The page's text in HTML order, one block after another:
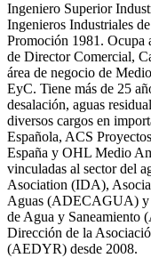
Ingeniero Superior
Ingenieros Industriales
Promoción 1981. Ocupa
de Director Comercial,
área de negocio de
EyC. Tiene más de 25
desalación, aguas
diversos cargos en
Española, ACS
España y OHL Medio
vinculadas al sector del
Asociation (IDA),
Aguas (ADECAGUA) y
de Agua y Saneamiento
Dirección de la
(AEDYR) desde 2008.